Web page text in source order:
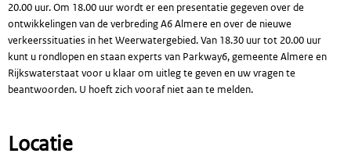
20.00 uur. Om 18.00 uur wordt er een presentatie gegeven over de
ontwikkelingen van de verbreding A6 Almere en over de nieuwe
verkeerssituaties in het Weerwatergebied. Van 18.30 uur tot 20.00 uur
kunt u rondlopen en staan experts van Parkway6, gemeente Almere en
Rijkswaterstaat voor u klaar om uitleg te geven en uw vragen te
beantwoorden. U hoeft zich vooraf niet aan te melden.
Locatie